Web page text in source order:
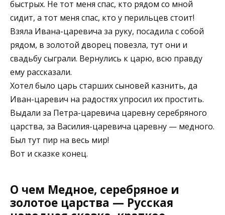
быстрых. Не тот меня спас, кто рядом со мной
сидит, а тот меня спас, кто у перильцев стоит!
Взяла Ивана-царевича за руку, посадила с собой
рядом, в золотой дворец повезла, тут они и
свадьбу сыграли. Вернулись к царю, всю правду
ему рассказали.
Хотел было царь старших сыновей казнить, да
Иван-царевич на радостях упросил их простить.
Выдали за Петра-царевича царевну серебряного
царства, за Василия-царевича царевну — медного.
Был тут пир на весь мир!
Вот и сказке конец.
О чем Медное, серебряное и
золотое царства — Русская